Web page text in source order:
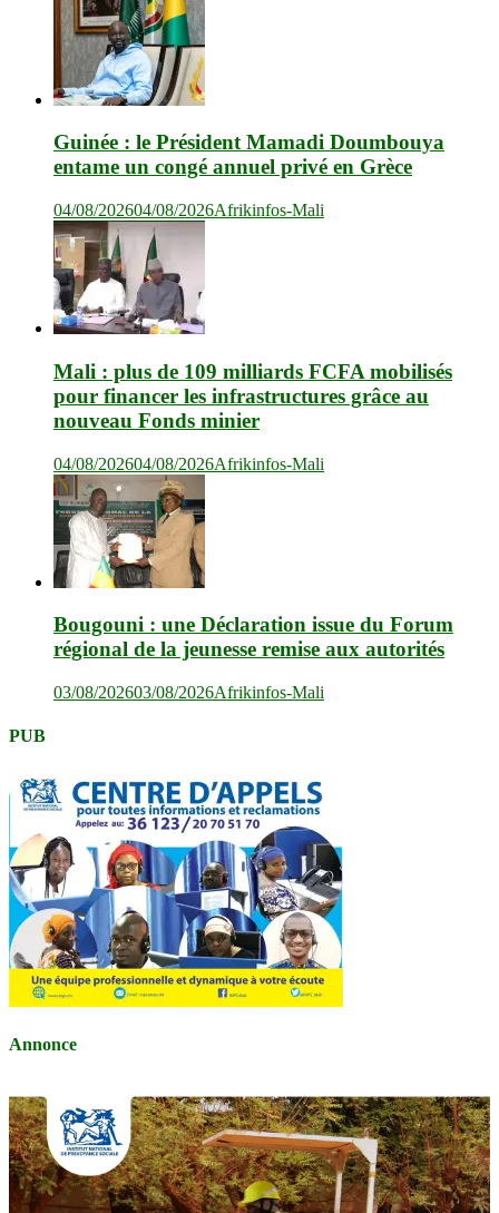
Guinée : le Président Mamadi Doumbouya
entame un congé annuel privé en Grèce
04/08/202604/08/2026Afrikinfos-Mali
Mali : plus de 109 milliards FCFA mobilisés
pour financer les infrastructures grâce au
nouveau Fonds minier
04/08/202604/08/2026Afrikinfos-Mali
Bougouni : une Déclaration issue du Forum
régional de la jeunesse remise aux autorités
03/08/202603/08/2026Afrikinfos-Mali
PUB
Annonce